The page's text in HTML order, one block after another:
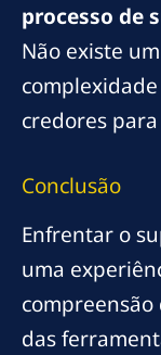
processo de
Não existe
credores
Conclusão
Enfrentar o
uma
das